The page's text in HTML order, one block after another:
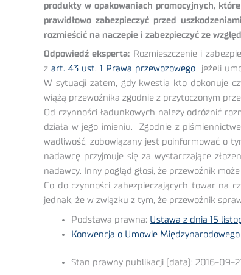
produkty w opakowaniach promocyjnych,
prawidłowo zabezpieczyć przed
rozmieścić na naczepie i zabezpieczyć ze
Odpowiedź eksperta: Rozmieszczenie i
zart. 43 ust. 1 Prawa przewozowego jeżeli
W sytuacji zatem, gdy kwestia kto dokonuje
wiążą przewoźnika zgodnie z przytoczonym
Od czynności ładunkowych należy odróżnić
działa w jego imieniu. Zgodnie z
wadliwość, zobowiązany jest poinformować o
nadawcę przyjmuje się za wystarczające
nadawcy. Inny pogląd głosi, że przewoźnik
Co do czynności zabezpieczających towar na
jednak, że w związku z tym, że przewoźnik
Podstawa prawna: Ustawa z dnia 15
Konwencja o Umowie
Stan prawny publikacji (data): 2016-09-21